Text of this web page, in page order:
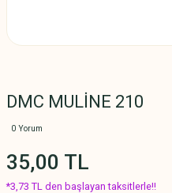
DMC MULİNE 210
0 Yorum
35,00 TL
*3,73 TL den başlayan taksitlerle!!